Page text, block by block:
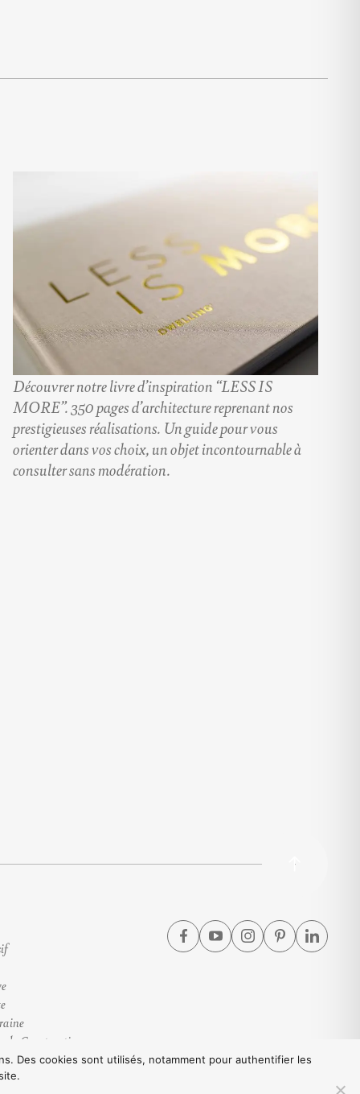
Découvrer notre livre d’inspiration “LESS IS
MORE”. 350 pages d’architecture reprenant nos
prestigieuses réalisations. Un guide pour vous
orienter dans vos choix, un objet incontournable à
consulter sans modération.
Construction
Des cookies sont utilisés, notamment pour authentifier les